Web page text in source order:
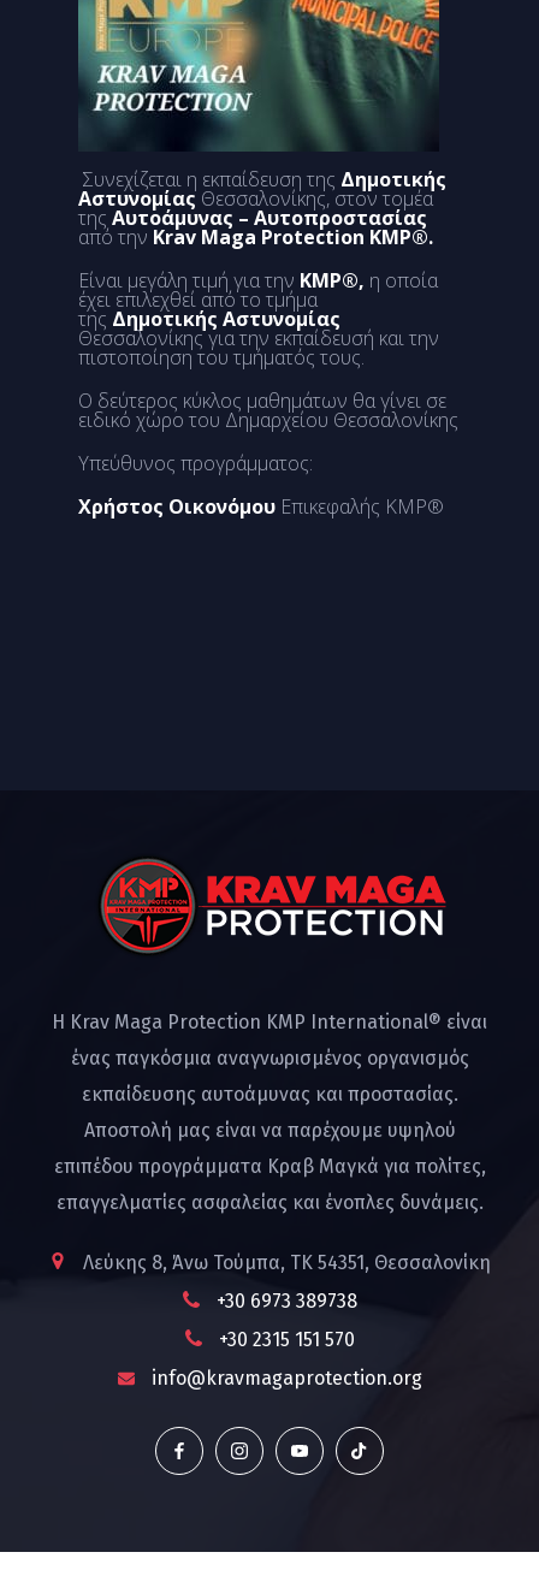
Συνεχίζεται η εκπαίδευση της Δημοτικής
Αστυνομίας Θεσσαλονίκης, στον τομέα
της Αυτοάμυνας – Αυτοπροστασίας
από την Krav Maga Protection KMP®.
Είναι μεγάλη τιμή για την KMP®, η οποία
έχει επιλεχθεί από το τμήμα
της Δημοτικής Αστυνομίας
Θεσσαλονίκης για την εκπαίδευσή και την
πιστοποίηση του τμήματός τους.
Ο δεύτερος κύκλος μαθημάτων θα γίνει σε
ειδικό χώρο του Δημαρχείου Θεσσαλονίκης
Υπεύθυνος προγράμματος:
Χρήστος Οικονόμου Επικεφαλής KMP®
Η Krav Maga Protection KMP International® είναι
ένας παγκόσμια αναγνωρισμένος οργανισμός
εκπαίδευσης αυτοάμυνας και προστασίας.
Αποστολή μας είναι να παρέχουμε υψηλού
επιπέδου προγράμματα Κραβ Μαγκά για πολίτες,
επαγγελματίες ασφαλείας και ένοπλες δυνάμεις.
Λεύκης 8, Άνω Τούμπα, ΤΚ 54351, Θεσσαλονίκη
+30 6973 389738
+30 2315 151 570
info@kravmagaprotection.org